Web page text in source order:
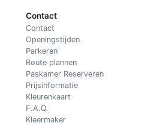
Contact
Contact
Openingstijden
Parkeren
Route plannen
Paskamer Reserveren
Prijsinformatie
Kleurenkaart
F.A.Q.
Kleermaker